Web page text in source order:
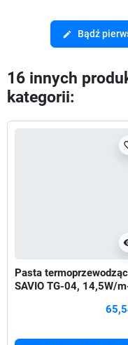
edit Bądź
16 innych
kategorii:
Pasta
SAVIO TG-04, 14,5W/